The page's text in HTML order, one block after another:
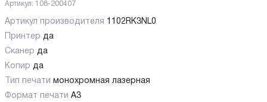
Артикул: 108-200407
Артикул производителя 1102RK3NL0
Принтер да
Сканер да
Копир да
Тип печати монохромная лазерная
Формат печати A3